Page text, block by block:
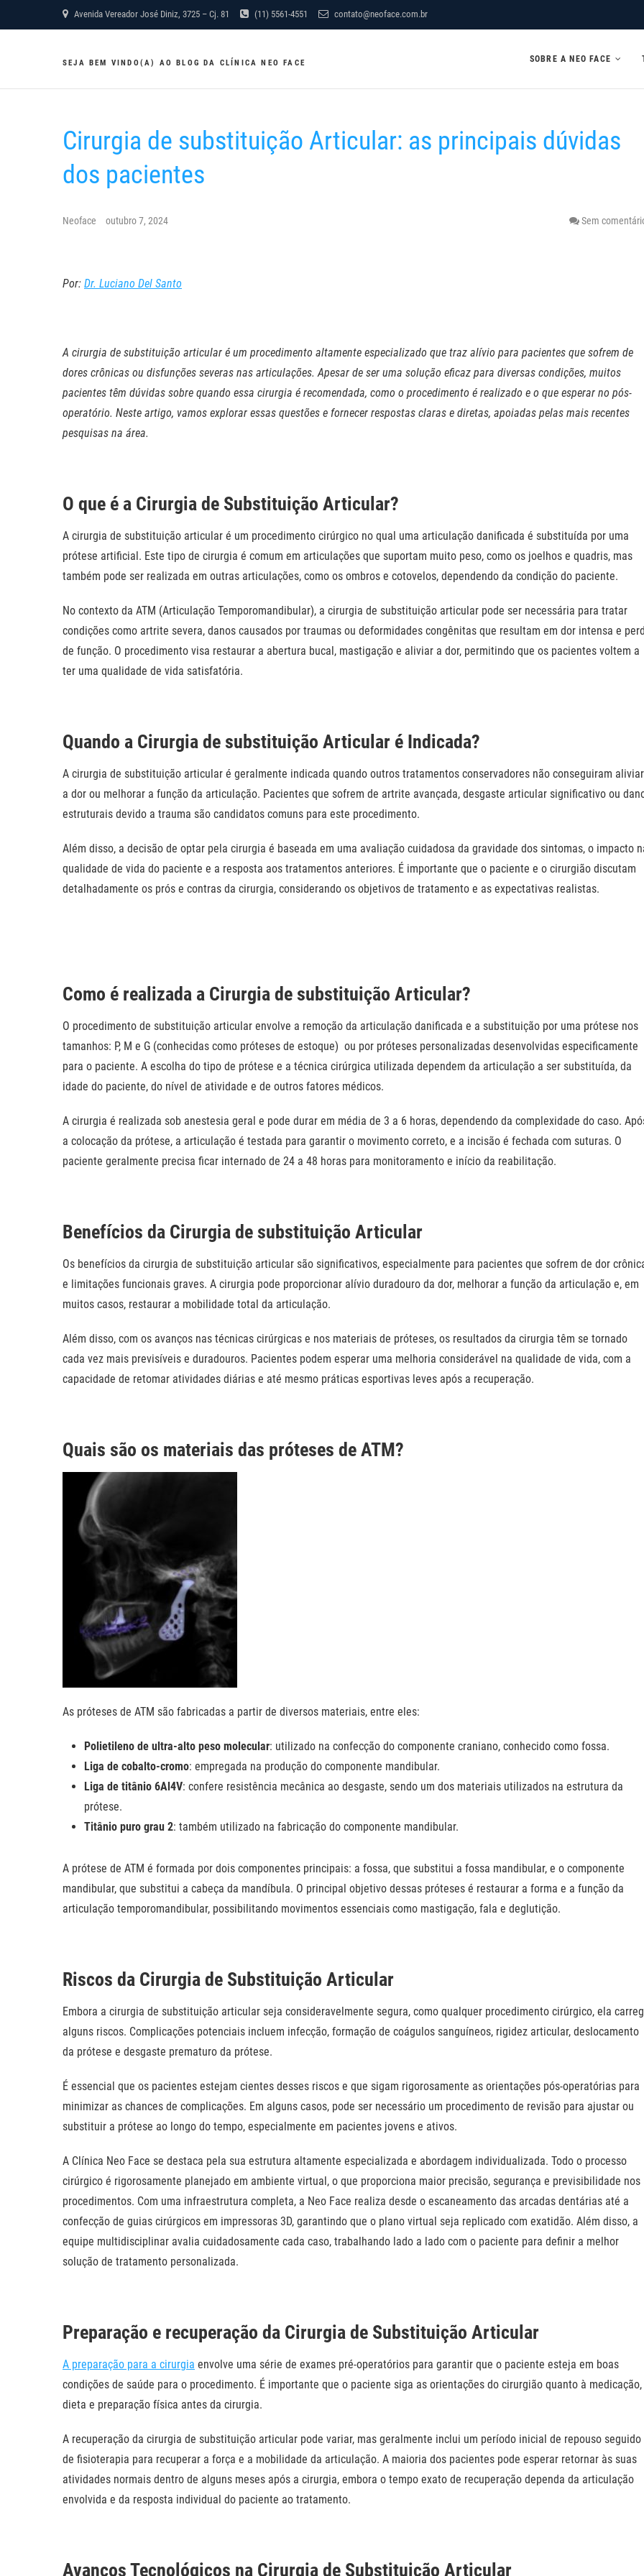
to
Avenida Vereador José Diniz, 3725 – Cj. 81 (11) 5561-4551 contato@neoface.com.br
SEJA BEM VINDO(A) AO BLOG DA CLÍNICA NEO FACE SOBRE A NEO FACE
Cirurgia de substituição Articular: as principais dúvidas
dos pacientes
Neoface outubro 7, 2024 Sem
Por: Dr. Luciano Del Santo
A cirurgia de substituição articular é um procedimento altamente especializado que traz alívio para pacientes que sofrem de
dores crônicas ou disfunções severas nas articulações. Apesar de ser uma solução eficaz para diversas condições, muitos
pacientes têm dúvidas sobre quando essa cirurgia é recomendada, como o procedimento é realizado e o que esperar no pós-
operatório. Neste artigo, vamos explorar essas questões e fornecer respostas claras e diretas, apoiadas pelas mais recentes
pesquisas na área.
O que é a Cirurgia de Substituição Articular?
A cirurgia de substituição articular é um procedimento cirúrgico no qual uma articulação danificada é substituída por uma
prótese artificial. Este tipo de cirurgia é comum em articulações que suportam muito peso, como os joelhos e quadris, mas
também pode ser realizada em outras articulações, como os ombros e cotovelos, dependendo da condição do paciente.
No contexto da ATM (Articulação Temporomandibular), a cirurgia de substituição articular pode ser necessária para tratar
condições como artrite severa, danos causados por traumas ou deformidades congênitas que resultam em dor intensa e
de função. O procedimento visa restaurar a abertura bucal, mastigação e aliviar a dor, permitindo que os pacientes voltem a
ter uma qualidade de vida satisfatória.
Quando a Cirurgia de substituição Articular é Indicada?
A cirurgia de substituição articular é geralmente indicada quando outros tratamentos conservadores não conseguiram aliviar
a dor ou melhorar a função da articulação. Pacientes que sofrem de artrite avançada, desgaste articular significativo ou
estruturais devido a trauma são candidatos comuns para este procedimento.
Além disso, a decisão de optar pela cirurgia é baseada em uma avaliação cuidadosa da gravidade dos sintomas, o impacto
qualidade de vida do paciente e a resposta aos tratamentos anteriores. É importante que o paciente e o cirurgião discutam
detalhadamente os prós e contras da cirurgia, considerando os objetivos de tratamento e as expectativas realistas.
Como é realizada a Cirurgia de substituição Articular?
O procedimento de substituição articular envolve a remoção da articulação danificada e a substituição por uma prótese nos
tamanhos: P, M e G (conhecidas como próteses de estoque) ou por próteses personalizadas desenvolvidas especificamente
para o paciente. A escolha do tipo de prótese e a técnica cirúrgica utilizada dependem da articulação a ser substituída, da
idade do paciente, do nível de atividade e de outros fatores médicos.
A cirurgia é realizada sob anestesia geral e pode durar em média de 3 a 6 horas, dependendo da complexidade do caso.
a colocação da prótese, a articulação é testada para garantir o movimento correto, e a incisão é fechada com suturas. O
paciente geralmente precisa ficar internado de 24 a 48 horas para monitoramento e início da reabilitação.
Benefícios da Cirurgia de substituição Articular
Os benefícios da cirurgia de substituição articular são significativos, especialmente para pacientes que sofrem de dor
e limitações funcionais graves. A cirurgia pode proporcionar alívio duradouro da dor, melhorar a função da articulação e, em
muitos casos, restaurar a mobilidade total da articulação.
Além disso, com os avanços nas técnicas cirúrgicas e nos materiais de próteses, os resultados da cirurgia têm se tornado
cada vez mais previsíveis e duradouros. Pacientes podem esperar uma melhoria considerável na qualidade de vida, com a
capacidade de retomar atividades diárias e até mesmo práticas esportivas leves após a recuperação.
Quais são os materiais das próteses de ATM?
As próteses de ATM são fabricadas a partir de diversos materiais, entre eles:
Polietileno de ultra-alto peso molecular: utilizado na confecção do componente craniano, conhecido como fossa.
Liga de cobalto-cromo: empregada na produção do componente mandibular.
Liga de titânio 6Al4V: confere resistência mecânica ao desgaste, sendo um dos materiais utilizados na estrutura da
prótese.
Titânio puro grau 2: também utilizado na fabricação do componente mandibular.
A prótese de ATM é formada por dois componentes principais: a fossa, que substitui a fossa mandibular, e o componente
mandibular, que substitui a cabeça da mandíbula. O principal objetivo dessas próteses é restaurar a forma e a função da
articulação temporomandibular, possibilitando movimentos essenciais como mastigação, fala e deglutição.
Riscos da Cirurgia de Substituição Articular
Embora a cirurgia de substituição articular seja consideravelmente segura, como qualquer procedimento cirúrgico, ela
alguns riscos. Complicações potenciais incluem infecção, formação de coágulos sanguíneos, rigidez articular, deslocamento
da prótese e desgaste prematuro da prótese.
É essencial que os pacientes estejam cientes desses riscos e que sigam rigorosamente as orientações pós-operatórias para
minimizar as chances de complicações. Em alguns casos, pode ser necessário um procedimento de revisão para ajustar ou
substituir a prótese ao longo do tempo, especialmente em pacientes jovens e ativos.
A Clínica Neo Face se destaca pela sua estrutura altamente especializada e abordagem individualizada. Todo o processo
cirúrgico é rigorosamente planejado em ambiente virtual, o que proporciona maior precisão, segurança e previsibilidade nos
procedimentos. Com uma infraestrutura completa, a Neo Face realiza desde o escaneamento das arcadas dentárias até a
confecção de guias cirúrgicos em impressoras 3D, garantindo que o plano virtual seja replicado com exatidão. Além disso, a
equipe multidisciplinar avalia cuidadosamente cada caso, trabalhando lado a lado com o paciente para definir a melhor
solução de tratamento personalizada.
Preparação e recuperação da Cirurgia de Substituição Articular
A preparação para a cirurgia envolve uma série de exames pré-operatórios para garantir que o paciente esteja em boas
condições de saúde para o procedimento. É importante que o paciente siga as orientações do cirurgião quanto à medicação,
dieta e preparação física antes da cirurgia.
A recuperação da cirurgia de substituição articular pode variar, mas geralmente inclui um período inicial de repouso seguido
de fisioterapia para recuperar a força e a mobilidade da articulação. A maioria dos pacientes pode esperar retornar às suas
atividades normais dentro de alguns meses após a cirurgia, embora o tempo exato de recuperação dependa da articulação
envolvida e da resposta individual do paciente ao tratamento.
Avanços Tecnológicos na Cirurgia de Substituição Articular